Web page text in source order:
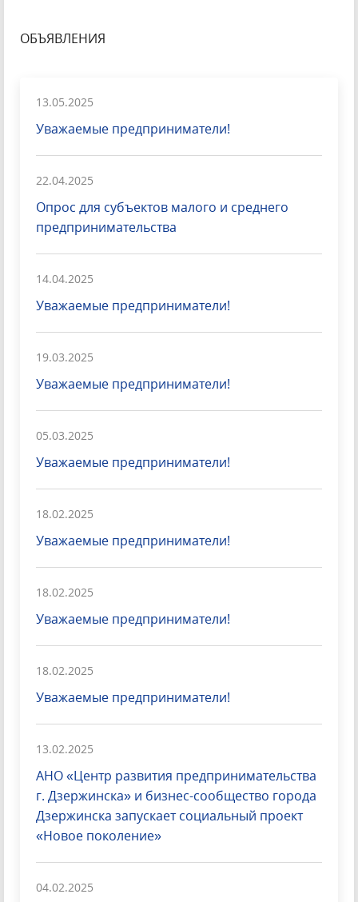
ОБЪЯВЛЕНИЯ
13.05.2025
Уважаемые предприниматели!
22.04.2025
Опрос для субъектов малого и среднего
предпринимательства
14.04.2025
Уважаемые предприниматели!
19.03.2025
Уважаемые предприниматели!
05.03.2025
Уважаемые предприниматели!
18.02.2025
Уважаемые предприниматели!
18.02.2025
Уважаемые предприниматели!
18.02.2025
Уважаемые предприниматели!
13.02.2025
АНО «Центр развития предпринимательства
г. Дзержинска» и бизнес-сообщество города
Дзержинска запускает социальный проект
«Новое поколение»
04.02.2025